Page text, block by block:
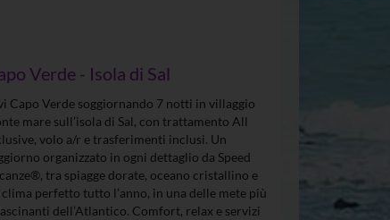
Verde - Isola di Sal
Capo Verde soggiornando 7 notti in villaggio
mare sull’isola di Sal, con trattamento All
volo a/r e trasferimenti inclusi. Un
organizzato in ogni dettaglio da Speed
tra spiagge dorate, oceano cristallino e
clima perfetto tutto l’anno, in una delle mete più
dell’Atlantico. Comfort, relax e servizi